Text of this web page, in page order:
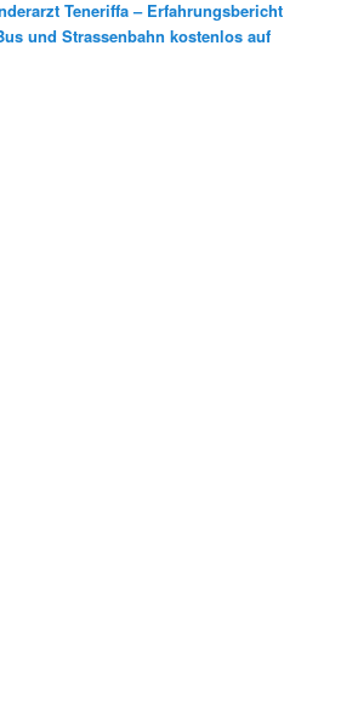
Teneriffa – Erfahrungsbericht
und Strassenbahn kostenlos auf